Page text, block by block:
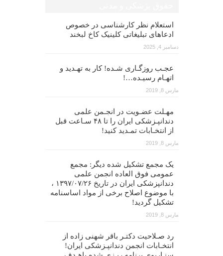
استعلام نظر کارشناسی در خصوص
ادعاهای تبلیغاتی کلینیک کاخ لبخند
دسامبر 4, 2025
عجـب روزگـاری شـده! کار به تهـدید و
اتهـام رسیـده…!
مارس 8, 2019
مهـلت عضـویت در انجـمن علمی
دندانپـزشکی ایران را تا ۴۸ سـاعت قبل
از انتخـابات تمـدید کنید!
مارس 8, 2019
یک مجمع تشکیل شده دیگر: مجمع
عمومی فوق العاده انجمن علمی
دندانپزشکی ایران در تاریخ ۱۳۹۷/۰۷/۲۶ ،
با موضوع اصلاح برخی از مواد اساسنامه
تشکیل گردید!
مارس 8, 2019
رد صـلاحیت دکتـر باقر شهنی زاده از
انتخـابات انجمن دندانپـزشکی ایران!